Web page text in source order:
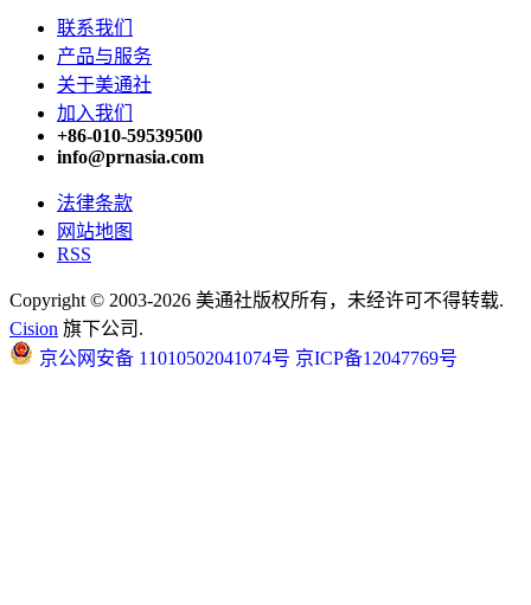
联系我们
产品与服务
关于美通社
加入我们
+86-010-59539500
info@prnasia.com
法律条款
网站地图
RSS
Copyright © 2003-2026 美通社版权所有，未经许可不得转载.
Cision 旗下公司.
京公网安备 11010502041074号 京ICP备12047769号